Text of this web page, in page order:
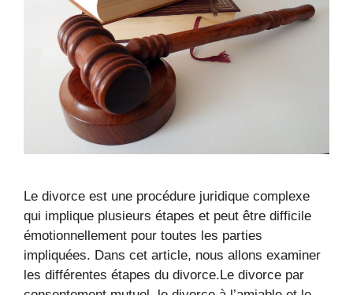
Le divorce est une procédure juridique complexe
qui implique plusieurs étapes et peut être difficile
émotionnellement pour toutes les parties
impliquées. Dans cet article, nous allons examiner
les différentes étapes du divorce.Le divorce par